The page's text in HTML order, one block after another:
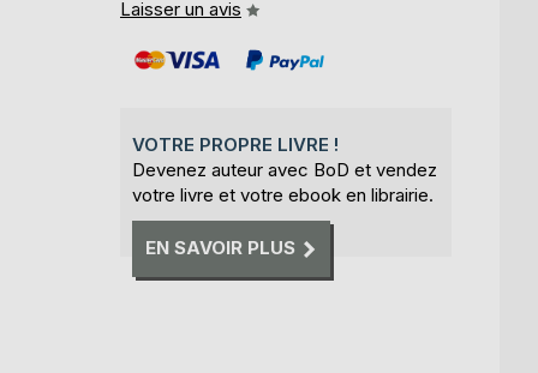
Laisser un avis
VOTRE PROPRE LIVRE !
Devenez auteur avec BoD et vendez
votre livre et votre ebook en librairie.
EN SAVOIR PLUS